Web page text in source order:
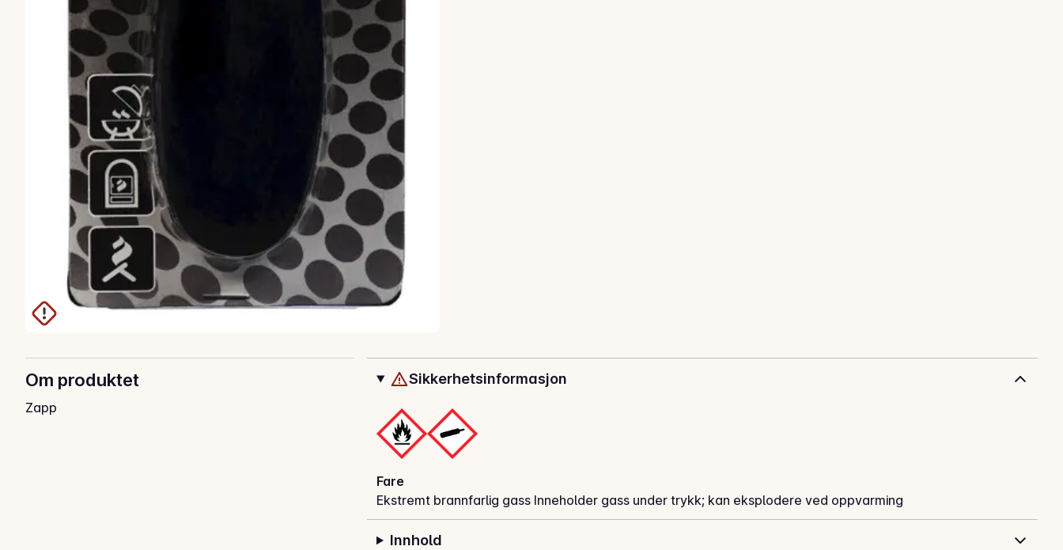
Om produktet
Zapp
Sikkerhetsinformasjon
Fare
Ekstremt brannfarlig gass Inneholder gass under trykk; kan eksplodere ved oppvarming
Innhold